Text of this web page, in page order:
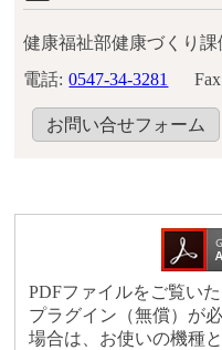
健康福祉部健康づくり
電話: 0547-34-3281
お問い合せフォーム
PDFファイルをご覧い
プラグイン（無償）が
場合は、お使いの機種